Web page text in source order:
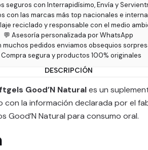
seguros con Interrapidísimo, Envía y
con las marcas más top nacionales e
reciclado y responsable con el medio
💬 Asesoría personalizada por WhatsApp
muchos pedidos enviamos obsequios
Compra segura y productos 100% originales
DESCRIPCIÓN
Good’N Naturales un
con la información declarada por el
Natural para consumo oral.